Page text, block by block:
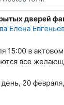
дверей
Елена
replies: 0
15:00 в
все
20